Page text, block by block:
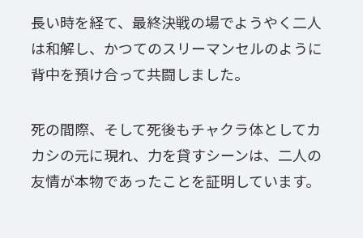
長い時を経て、最終決戦の場でようやく二人
は和解し、かつてのスリーマンセルのように
背中を預け合って共闘しました。
死の間際、そして死後もチャクラ体としてカ
カシの元に現れ、力を貸すシーンは、二人の
友情が本物であったことを証明しています。